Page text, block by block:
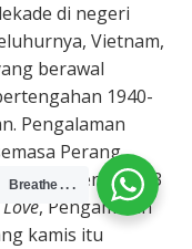
di negeri
Vietnam,
berawal
1940-
Pengalaman
Perang
mengisi 2/3
, Pengamalan
kamis itu
Breathe . . .